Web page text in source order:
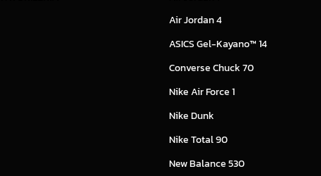
Air Jordan 4
ASICS Gel-Kayano™ 14
Converse Chuck 70
Nike Air Force 1
Nike Dunk
Nike Total 90
New Balance 530